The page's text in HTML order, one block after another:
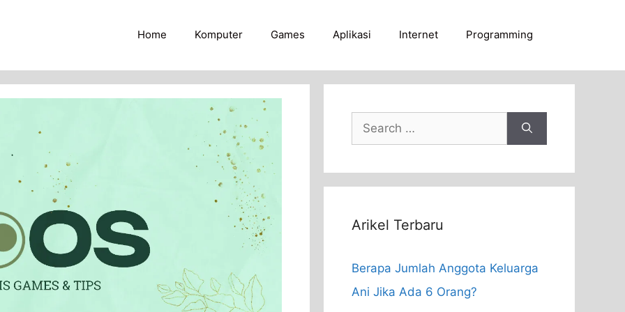
Home Komputer Games Aplikasi Internet Programming
Search
for:
Arikel Terbaru
Berapa Jumlah Anggota Keluarga
Ani Jika Ada 6 Orang?